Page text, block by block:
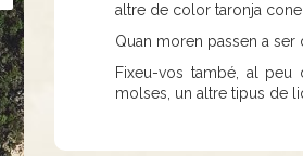
altre de color taronja
Quan moren passen a ser
Fixeu-vos també, al
molses, un altre tipus de